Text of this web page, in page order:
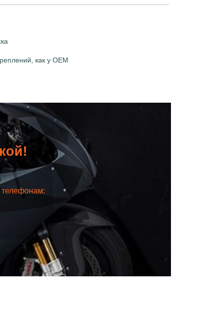
как у OEM
телефонам: